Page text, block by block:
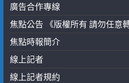
廣告合作專線
焦點公告 《版權所有 請勿任意
焦點時報簡介
線上記者
線上記者規約